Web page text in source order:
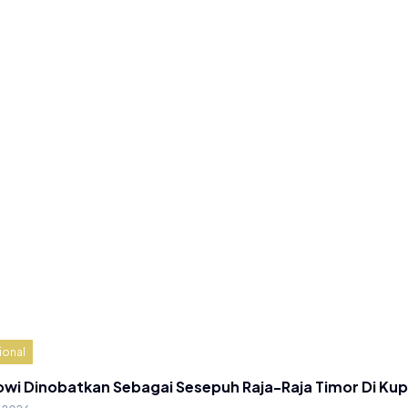
Dinobatkan Sebagai Sesepuh Raja-Raja Timor Di